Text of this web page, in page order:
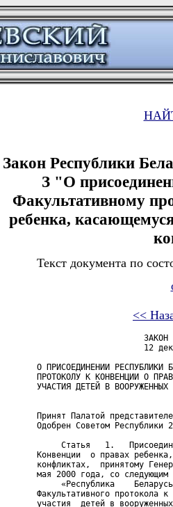
Закон Республики
З "О
Факультативному
ребенка,
Текст документа по
<<
ЗАКОН РЕСПУБЛИКИ БЕЛАРУСЬ
                      12 декабря 2005 г. № 67-З

О ПРИСОЕДИНЕНИИ РЕСПУБЛИКИ БЕЛАРУСЬ К ФАКУЛЬТАТИВНОМУ
ПРОТОКОЛУ К КОНВЕНЦИИ О ПРАВАХ РЕБЕНКА, КАСАЮЩЕМУСЯ
УЧАСТИЯ ДЕТЕЙ В ВООРУЖЕННЫХ КОНФЛИКТАХ


Принят Палатой представителей 16 ноября 2005 года
Одобрен Советом Республики 24 ноября 2005 года

     Статья   1.   Присоединиться  к  Факультативному  протоколу   к
Конвенции  о правах ребенка, касающемуся участия детей в вооруженных
конфликтах,  принятому Генеральной Ассамблеей ООН в г. Нью-Йорке  25
мая 2000 года, со следующим заявлением:
     «Республика    Беларусь   в   соответствии   со    статьей    3
Факультативного протокола к Конвенции о правах ребенка,  касающегося
участия  детей в вооруженных конфликтах, заявляет, что  добровольный
призыв граждан в Вооруженные Силы Республики Беларусь осуществляется
по достижении ими 18 лет.
     Исключение  составляет поступление в военные учебные заведения,
право  на которое в силу статьи 43 Закона Республики Беларусь  от  5
ноября   1992  года  «О  воинской  обязанности  и  воинской  службе»
(Ведамасці  Вярхоўнага Савета Рэспублікі Беларусь, 1992  г.,  №  29,
ст.  501;  Национальный реестр правовых актов  Республики  Беларусь,
2003  г.,  № 85, 2/976) имеют граждане в возрасте от 17 лет,  в  том
числе те, которые достигнут 17-летнего возраста в год поступления на
учебу.  Такой  призыв  не носит насильственного или  принудительного
характера.
     Законодательство    Республики   Беларусь   гарантирует,    что
поступление  на военную службу в качестве курсантов военных  учебных
заведений:
     носит добровольный характер;
     производится   с  осознанного  согласия  родителей   или   иных
законных представителей таких лиц;
     осуществляется   при  полном  информировании   таких   лиц   об
обязанностях, связанных с несением военной службы;
     допускается    при   представлении   достоверных   свидетельств
возраста таких лиц до их принятия на национальную военную службу.».
     Статья  2. Совету Министров Республики Беларусь в шестимесячный
срок  после  вступления  в  силу  настоящего  Закона  принять  меры,
необходимые  для  реализации положений Факультативного  протокола  к
Конвенции  о правах ребенка, касающегося участия детей в вооруженных
конфликтах.
     Статья   3.  Настоящий  Закон  вступает  в  силу  со  дня   его
официального опубликования.
   
Президент Республики Беларусь                            А.Лукашенко
                                  
                       ФАКУЛЬТАТИВНЫЙ ПРОТОКОЛ
к Конвенции о правах ребенка, касающийся участия детей в вооруженных
                             конфликтах
                                  
     Государства - участники настоящего Протокола,
     будучи  воодушевлены повсеместной поддержкой Конвенции о правах
ребенка,  свидетельствующей  о  широко  распространенной  готовности
служить делу поощрения и защиты прав ребенка,
     вновь  подтверждая, что права детей нуждаются в особой  защите,
и  призывая к обеспечению постоянного улучшения положения детей  без
какого  бы то ни было различия, а также их развития и образования  в
обстановке мира и безопасности,
     будучи  обеспокоены  пагубным  и широкомасштабным  воздействием
вооруженных   конфликтов   на  детей,  а  также   их   долгосрочными
последствиями для прочного мира, безопасности и развития,
     осуждая   посягательства  на  детей  в  условиях   вооруженного
конфликта, а также непосредственные нападения на объекты, охраняемые
в  соответствии  с  международным правом, в том числе  на  места,  в
которых  обычно  присутствует большое количество детей,  такие,  как
школы и больницы,
     отмечая  принятие Статута Международного уголовного суда,  и  в
частности  квалификацию  в  нем  в  качестве  военного  преступления
действий,  связанных с призывом на военную службу  или  мобилизацией
детей,   не  достигших  15-летнего  возраста,  или  с  их   активным
использованием в военных действиях в рамках как международных, так и
немеждународных вооруженных конфликтов,
     считая,   таким   образом,   что  в  целях   содействия   более
эффективному  осуществлению прав, признанных в  Конвенции  о  правах
ребенка,  необходимо усилить защиту детей от участия  в  вооруженных
конфликтах,
     отмечая,   что   статья   1   Конвенции   о   правах    ребенка
предусматривает,  что  для  целей этой Конвенции  ребенком  является
каждое человеческое существо до достижения 18-летнего возраста, если
по   закону,   применимому  к  данному  ребенку,  он  не   достигает
совершеннолетия ранее,
     будучи  убеждены,  что  факультативный  протокол  к  Конвенции,
повышающий возраст возможного призыва лиц в вооруженные  силы  и  их
участия    в   военных   действиях,   будет   эффективным    образом
способствовать  осуществлению принципа, согласно  которому  во  всех
действиях,   касающихся   детей,  первоочередное   внимание   должно
уделяться наилучшему обеспечению интересов ребенка,
     отмечая,   что   двадцать   шестая  Международная   конференция
Красного  Креста и Красного Полумесяца, состоявшаяся в декабре  1995
года,  рекомендовала, в частности, сторонам конфликтов предпринимать
любые  возможные  шаги  в целях обеспечения  того,  чтобы  дети,  не
достигшие  18-летнего  возраста,  не  принимали  участия  в  военных
действиях,
     приветствуя  единодушное принятие в июне  1999  года  Конвенции
Международной  организации труда № 182 о  запрещении  и  немедленных
мерах   по  искоренению  наихудших  форм  детского  труда,   которая
запрещает,  в  частности, принудительную или  обязательную  вербовку
детей для использования их в вооруженных конфликтах,
     осуждая  с  самой глубокой озабоченностью вербовку, обучение  и
использование внутри государства и за его пределами детей в  военных
действиях  вооруженными